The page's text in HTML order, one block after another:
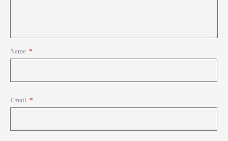
Name *
Email *